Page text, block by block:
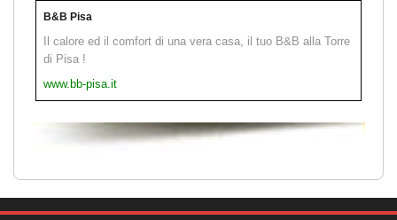
B&B Pisa
Il calore ed il comfort di una vera casa, il tuo B&B alla Torre
di Pisa !
www.bb-pisa.it